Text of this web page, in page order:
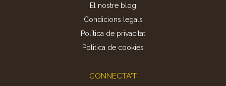
El nostre blog
Condicions legals
Política de privacitat
Politica de cookies
CONNECTA'T